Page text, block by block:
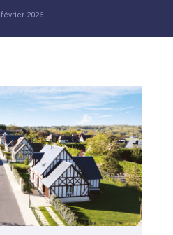
février 2026